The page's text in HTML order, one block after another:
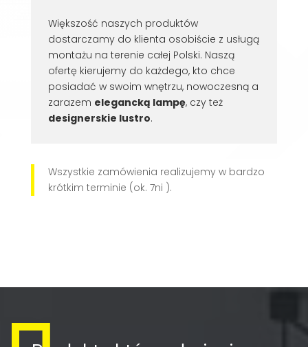
Większość naszych produktów
dostarczamy do klienta osobiście z usługą
montażu na terenie całej Polski. Naszą
ofertę kierujemy do każdego, kto chce
posiadać w swoim wnętrzu, nowoczesną a
zarazem elegancką lampę, czy też
designerskie lustro.
Wszystkie zamówienia realizujemy w bardzo
krótkim terminie (ok. 7ni ).